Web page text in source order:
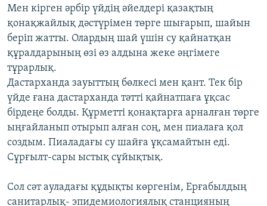
Мен кірген әрбір үйдің әйелдері қазақтың
қонақжайлық дәстүрімен төрге шығарып, шайын
беріп жатты. Олардың шай үшін су қайнатқан
құралдарының өзі өз алдына жеке әңгімеге
тұрарлық.
Дастарханда зауыттың бөлкесі мен қант. Тек бір
үйде ғана дастарханда тәтті қайнатпаға ұқсас
бірдеңе болды. Құрметті қонақтарға арналған төрге
ыңғайланып отырып алған соң, мен пиалаға қол
создым. Пиаладағы су шайға ұқсамайтын еді.
Сұрғылт-сары ыстық сұйықтық.
Сол сәт ауладағы құдықты көргенім, Ерғабылдың
санитарлық- эпидемиологиялық станцияның